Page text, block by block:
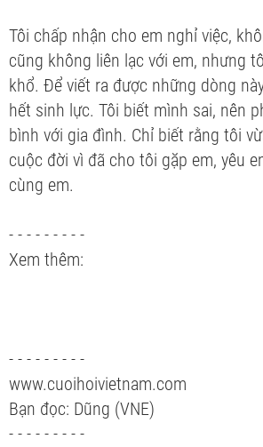
Tôi chấp nhận cho em nghỉ việc,
cũng không liên lạc với em, nhưng
khổ. Để viết ra được những dòng
hết sinh lực. Tôi biết mình sai, nên
bình với gia đình. Chỉ biết rằng tôi
cuộc đời vì đã cho tôi gặp em, yêu
cùng em.
- - - - - - - - -
Xem thêm:
- - - - - - - - -
www.cuoihoivietnam.com
Bạn đọc: Dũng (VNE)
- - - - - - - - -